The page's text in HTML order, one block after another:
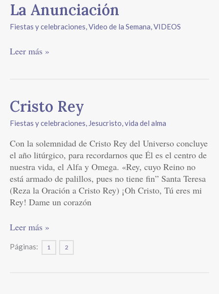
La Anunciación
Fiestas y celebraciones,Video de la Semana,VIDEOS
La
Anunciación
Leer más »
Cristo Rey
Fiestas y celebraciones, Jesucristo, vida del alma
Con la solemnidad de Cristo Rey del Universo concluye
el año litúrgico, para recordarnos que Él es el centro de
nuestra vida, el Alfa y Omega. «Rey, cuyo Reino no
está armado de palillos, pues no tiene fin” Santa Teresa
(Reza la Oración a Cristo Rey) ¡Oh Cristo, Tú eres mi
Rey! Dame un corazón
Cristo
Rey
Leer más »
Páginas: 1 2